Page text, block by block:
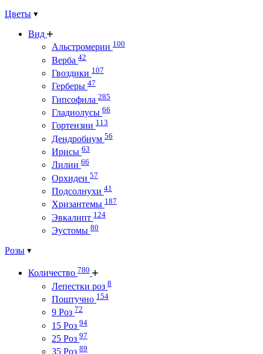
Цветы
Вид
Альстромерии 100
Верба 42
Гвоздики 107
Герберы 47
Гипсофила 285
Гладиолусы 66
Гортензии 113
Дендробиум 56
Ирисы 63
Лилии 66
Орхидеи 57
Подсолнухи 41
Хризантемы 187
Эвкалипт 124
Эустомы 80
Розы
Количество 780
Лепестки роз 8
Поштучно 154
9 Роз 72
15 Роз 94
25 Роз 97
35 Роз 89